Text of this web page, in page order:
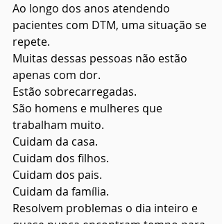
Ao longo dos anos atendendo
pacientes com DTM, uma situação se
repete.
Muitas dessas pessoas não estão
apenas com dor.
Estão sobrecarregadas.
São homens e mulheres que
trabalham muito.
Cuidam da casa.
Cuidam dos filhos.
Cuidam dos pais.
Cuidam da família.
Resolvem problemas o dia inteiro e